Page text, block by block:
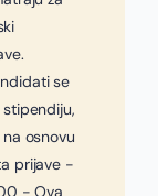
se
osnovu
prijave -
- Ova